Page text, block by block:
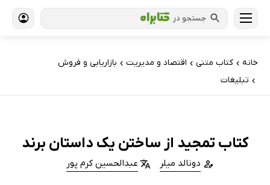
جستجو در
خانه › کتاب‌ متنی › اقتصاد و مدیریت › بازاریابی و فروش
› تبلیغات
کتاب تمجید از ساختن یک داستان برند
دونالد میلر عبدالحسین کرم پور